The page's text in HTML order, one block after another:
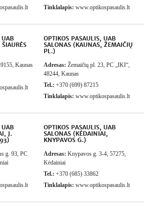
Tinklalapis: www.optikospasaulis.lt
UAB
Kaunas
OPTIKOS PASAULIS, UAB
SALONAS (KAUNAS, ŽEMAIČIŲ
PL.)
Adresas: Žemaičių pl. 23, PC „IKI“,
48244, Kaunas
Tel.: +370 (699) 87215
Tinklalapis: www.optikospasaulis.lt
UAB
J.
g. 93, PC
OPTIKOS PASAULIS, UAB
SALONAS (KĖDAINIAI,
KNYPAVOS G.)
Adresas: Knypavos g. 3-4, 57275,
Kėdainiai
Tel.: +370 (685) 33862
Tinklalapis: www.optikospasaulis.lt